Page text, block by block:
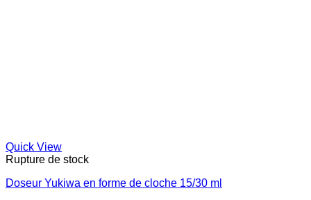
Quick View
Rupture de stock
Doseur Yukiwa en forme de cloche 15/30 ml